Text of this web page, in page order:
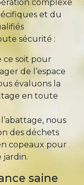
complexe
et du
sécurité :
ce soit pour
de l’espace
évaluons la
en toute
l’abattage, nous
des déchets
copeaux pour
jardin.
saine